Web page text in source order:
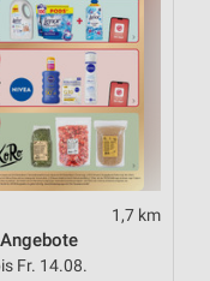
1,7 km
Fr. 14.08.